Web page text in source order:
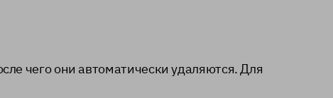
чего они автоматически удаляются. Для